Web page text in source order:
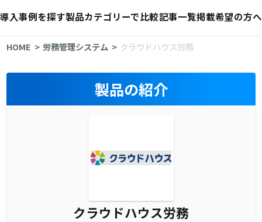
導入事例を探す製品カテゴリーで比較記事一覧掲載希望の方へ
HOME 労務管理システム クラウドハウス労務
製品の紹介
クラウドハウス労務